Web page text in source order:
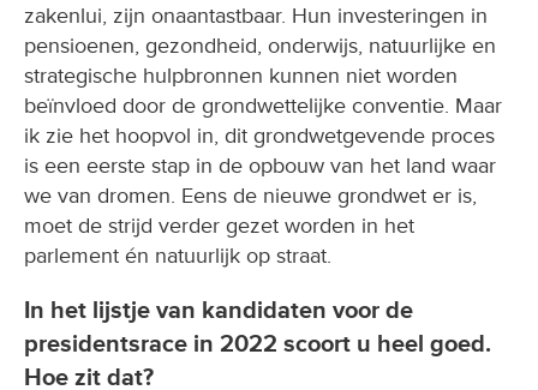
zakenlui, zijn onaantastbaar. Hun investeringen in
pensioenen, gezondheid, onderwijs, natuurlijke en
strategische hulpbronnen kunnen niet worden
beïnvloed door de grondwettelijke conventie. Maar
ik zie het hoopvol in, dit grondwetgevende proces
is een eerste stap in de opbouw van het land waar
we van dromen. Eens de nieuwe grondwet er is,
moet de strijd verder gezet worden in het
parlement én natuurlijk op straat.
In het lijstje van kandidaten voor de
presidentsrace in 2022 scoort u heel goed.
Hoe zit dat?